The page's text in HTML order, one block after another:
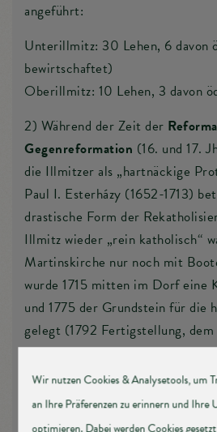
angeführt:
Unterillmitz: 30 Lehen, 6 davon
bewirtschaftet)
Oberillmitz: 10 Lehen, 3 davon
2) Während der Zeit der
Gegenreformation (16. und 17.
die Illmitzer als „hartnäckige
Paul I. Esterházy (1652-1713)
drastische Form der
Illmitz wieder „rein katholisch“
Martinskirche nur noch mit
wurde 1715 mitten im Dorf eine
und 1775 der Grundstein für die
gelegt (1792 Fertigstellung,
geweiht). Der Erweiterungsbau
1977/78.
3) Im Jahre 1767 erließ Maria